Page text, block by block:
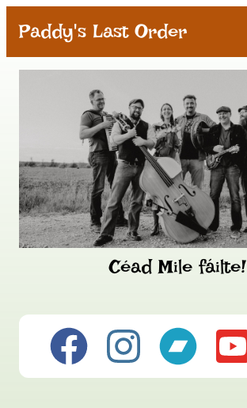
Paddy's Last Order
Céad Mile fáilte!